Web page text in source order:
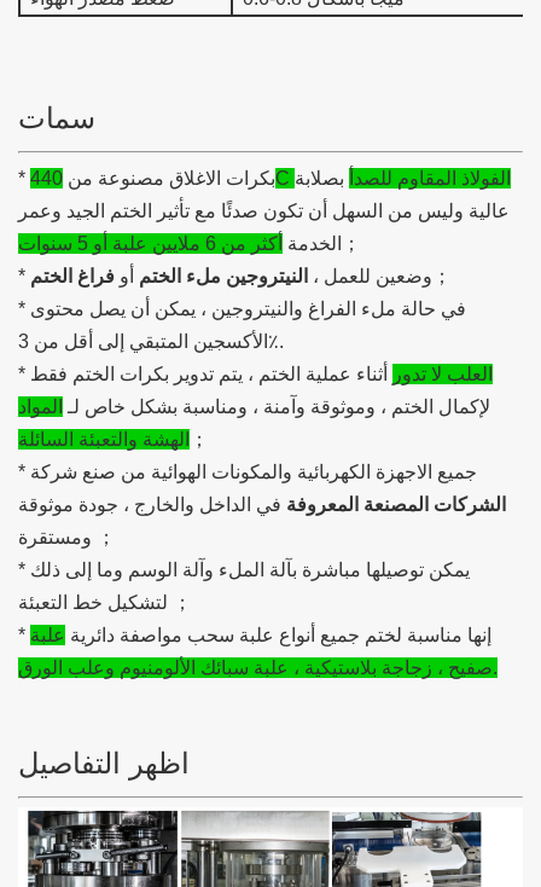
سمات
* بكرات الاغلاق مصنوعة من 440C الفولاذ المقاوم للصدأ بصلابة
عالية وليس من السهل أن تكون صدئًا مع تأثير الختم الجيد وعمر
الخدمة أكثر من 6 ملايين علبة أو 5 سنوات
；
* وضعين للعمل ، النيتروجين ملء الختم أو فراغ الختم
；
* في حالة ملء الفراغ والنيتروجين ، يمكن أن يصل محتوى
الأكسجين المتبقي إلى أقل من 3٪.
*
العلب لا تدور
أثناء عملية الختم ، يتم تدوير بكرات الختم فقط
لإكمال الختم ، وموثوقة وآمنة ، ومناسبة بشكل خاص لـ المواد
الهشة والتعبئة السائلة
；
* جميع الاجهزة الكهربائية والمكونات الهوائية من صنع شركة
الشركات المصنعة المعروفة في الداخل والخارج ، جودة موثوقة
ومستقرة ；
* يمكن توصيلها مباشرة بآلة الملء وآلة الوسم وما إلى ذلك
لتشكيل خط التعبئة ；
* إنها مناسبة لختم جميع أنواع علبة سحب مواصفة دائرية علبة
صفيح ، زجاجة بلاستيكية ، علبة سبائك الألومنيوم وعلب الورق.
اظهر التفاصيل